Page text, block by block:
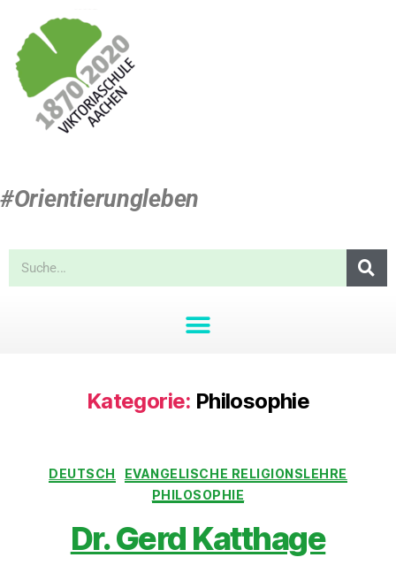
#Orientierungleben
Kategorie: Philosophie
DEUTSCH
EVANGELISCHE RELIGIONSLEHRE
PHILOSOPHIE
Dr. Gerd Katthage